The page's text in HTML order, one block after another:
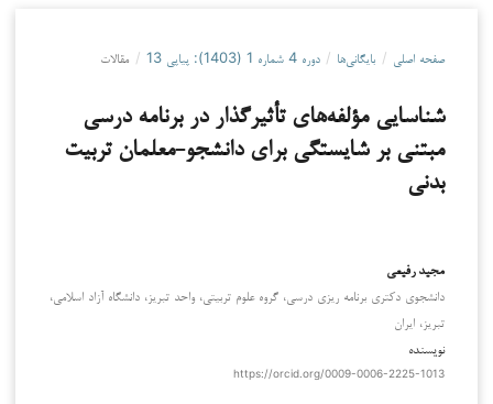
صفحه اصلی / بایگانی‌ها / دوره 4 شماره 1 (1403): پیاپی 13 / مقالات
شناسایی مؤلفه‌های تأثیرگذار در برنامه درسی
مبتنی بر شایستگی برای دانشجو-معلمان تربیت
بدنی
مجید رفیعی
دانشجوی دکتری برنامه ریزی درسی، گروه علوم تربیتی، واحد تبریز، دانشگاه آزاد اسلامی،
تبریز، ایران
نویسنده
https://orcid.org/0009-0006-2225-1013